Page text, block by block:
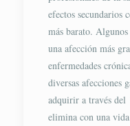
efectos secundarios
más barato.
una afección más
enfermedades
diversas afecciones
adquirir a través del
elimina con una